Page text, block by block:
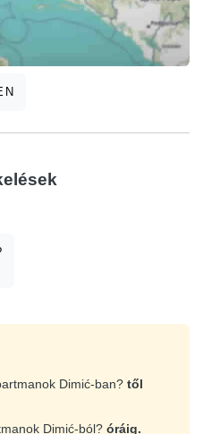
Dimić-ban? től
Dimić-ból? óráig.